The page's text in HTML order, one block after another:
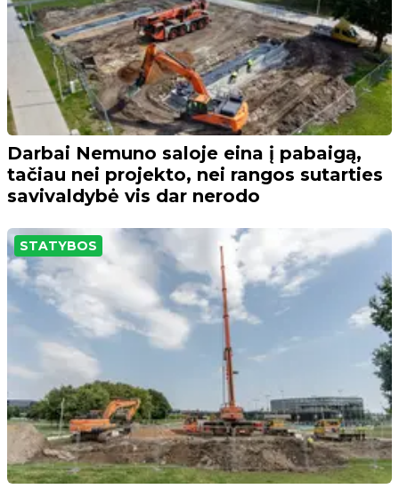
Darbai Nemuno saloje eina į pabaigą,
tačiau nei projekto, nei rangos sutarties
savivaldybė vis dar nerodo
STATYBOS